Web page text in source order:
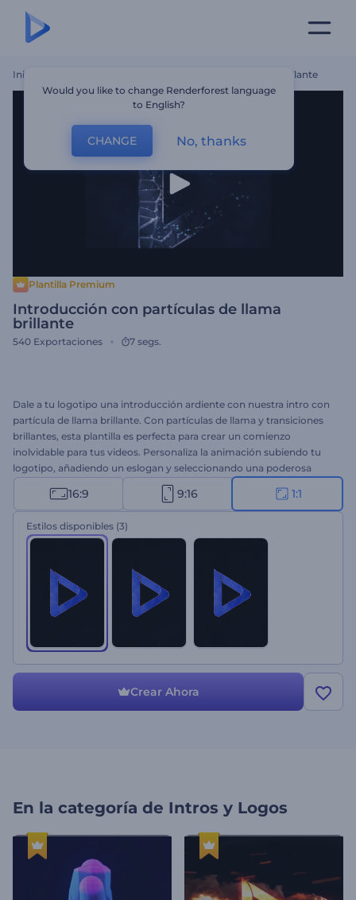
Inicio Introducción Con Partículas De Llama Brillante
Plantilla Premium
Introducción con partículas de llama
brillante
540 Exportaciones 7 segs.
Dale a tu logotipo una introducción ardiente con nuestra intro con
partícula de llama brillante. Con partículas de llama y transiciones
brillantes, esta plantilla es perfecta para crear un comienzo
inolvidable para tus videos. Personaliza la animación subiendo tu
logotipo, añadiendo un eslogan y seleccionando una poderosa
banda sonora de nuestra biblioteca de música. Ya sea que necesites
una promoción de alta energía, una introducción para un servicio o
empresa, una apertura de evento, o cualquier otra cosa, esta
plantilla es tu mejor solución. ¡Comienza a crear ahora!
16:9 9:16 1:1
Estilos disponibles (3)
Crear Ahora
En la categoría de Intros y Logos
Would you like to change Renderforest language
to English?
CHANGE No, thanks